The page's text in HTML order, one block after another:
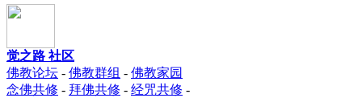
觉之路 社区
佛教论坛 - 佛教群组 - 佛教家园
念佛共修 - 拜佛共修 - 经咒共修 -